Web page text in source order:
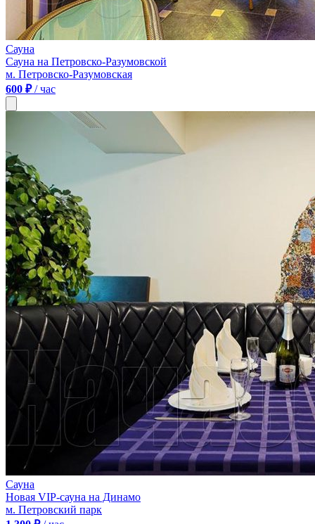
Сауна
Сауна на Петровско-Разумовской
м. Петровско-Разумовская
600 ₽/ час
Сауна
Новая VIP-сауна на Динамо
м. Петровский парк